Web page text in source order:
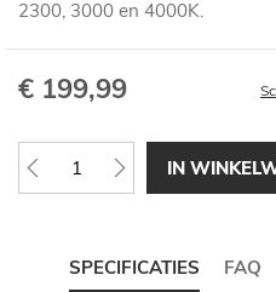
gallerij
2300, 3000 en 4000K.
€ 199,99
IN
SPECIFICATIES FAQ